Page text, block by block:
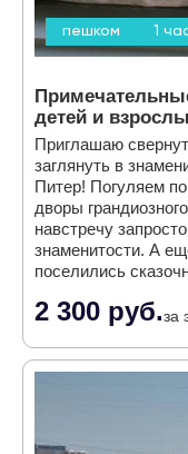
пешком 1
детей и
Приглашаю
заглянуть в
Питер! Погуляем
дворы
навстречу
знаменитости. А
поселились
2 300 руб.за